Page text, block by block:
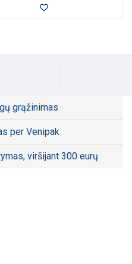
grąžinimas
per Venipak
viršijant 300 eurų